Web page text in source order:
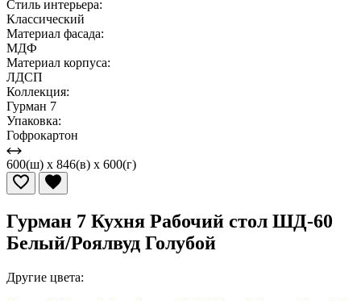
Стиль интерьера:
Классический
Материал фасада:
МДФ
Материал корпуса:
ЛДСП
Коллекция:
Гурман 7
Упаковка:
Гофрокартон
600(ш) x 846(в) x 600(г)
Гурман 7 Кухня Рабочий стол ШД-60
Белый/Роялвуд Голубой
Другие цвета: